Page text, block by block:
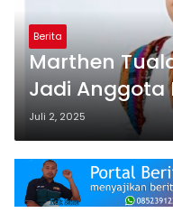
Berita
Marthen
Jadi Anggota
Juli 2, 2025